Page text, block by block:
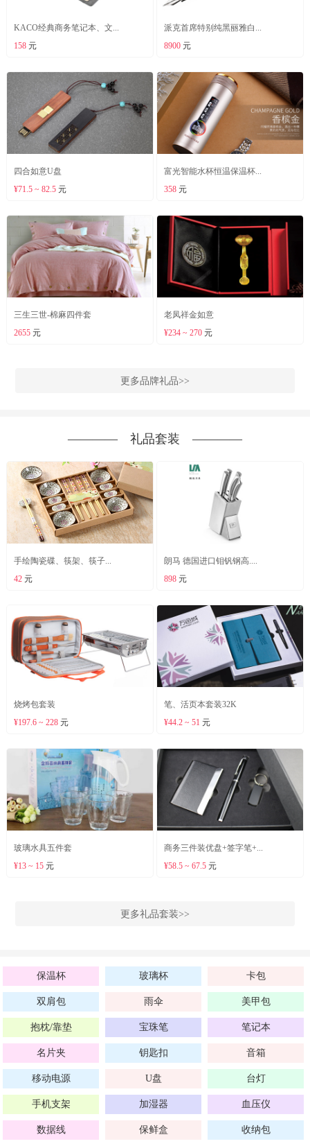
KACO经典商务笔记本、文...
158元
派克首席特别纯黑丽雅白...
8900 元
四合如意U盘
¥71.5 ~ 82.5元
富光智能水杯恒温保温杯...
358 元
三生三世-棉麻四件套
2655元
老凤祥金如意
¥234 ~ 270 元
更多品牌礼品>>
―――― 礼品套装 ――――
手绘陶瓷碟、筷架、筷子...
42元
朗马 德国进口钼钒钢高....
898 元
烧烤包套装
¥197.6 ~ 228元
笔、活页本套装32K
¥44.2 ~ 51 元
玻璃水具五件套
¥13 ~ 15元
商务三件装优盘+签字笔+...
¥58.5 ~ 67.5 元
更多礼品套装>>
保温杯 玻璃杯 卡包
双肩包 雨伞 美甲包
抱枕/靠垫 宝珠笔 笔记本
名片夹 钥匙扣 音箱
移动电源 U盘 台灯
手机支架 加湿器 血压仪
数据线 保鲜盒 收纳包